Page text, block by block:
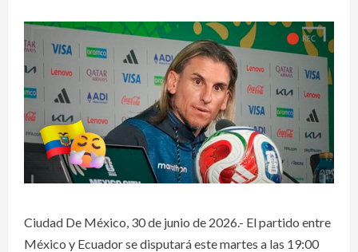
Ciudad De México, 30 de junio de 2026.- El partido entre
México y Ecuador se disputará este martes a las 19:00